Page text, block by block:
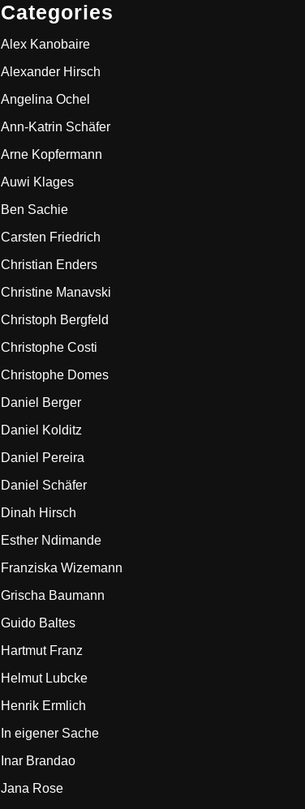
Categories
Alex Kanobaire
Alexander Hirsch
Angelina Ochel
Ann-Katrin Schäfer
Arne Kopfermann
Auwi Klages
Ben Sachie
Carsten Friedrich
Christian Enders
Christine Manavski
Christoph Bergfeld
Christophe Costi
Christophe Domes
Daniel Berger
Daniel Kolditz
Daniel Pereira
Daniel Schäfer
Dinah Hirsch
Esther Ndimande
Franziska Wizemann
Grischa Baumann
Guido Baltes
Hartmut Franz
Helmut Lubcke
Henrik Ermlich
In eigener Sache
Inar Brandao
Jana Rose